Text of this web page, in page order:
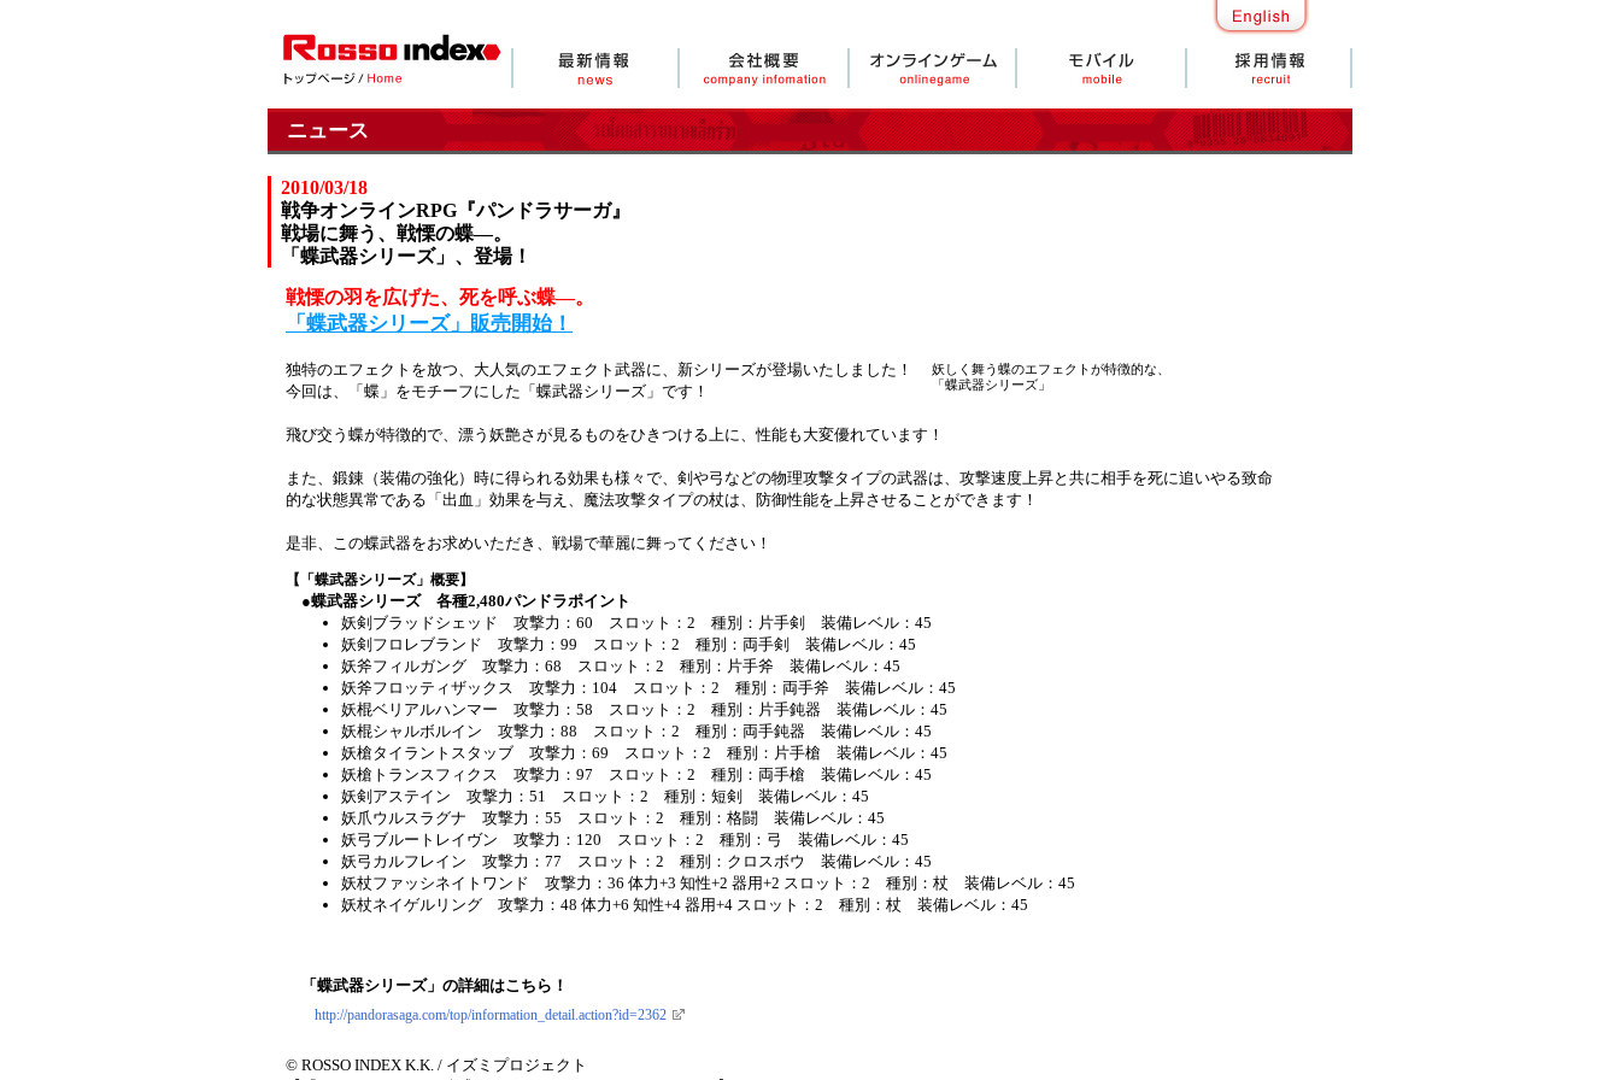
ニュース
2010/03/18
戦争オンラインRPG『パンドラサーガ』
戦場に舞う、戦慄の蝶―。
「蝶武器シリーズ」、登場！
戦慄の羽を広げた、死を呼ぶ蝶―。
「蝶武器シリーズ」販売開始！
妖しく舞う蝶のエフェクトが特徴的な、
「蝶武器シリーズ」
独特のエフェクトを放つ、大人気のエフェクト武器に、新シリーズが登場いたしました！
今回は、「蝶」をモチーフにした「蝶武器シリーズ」です！
飛び交う蝶が特徴的で、漂う妖艶さが見るものをひきつける上に、性能も大変優れています！
また、鍛錬（装備の強化）時に得られる効果も様々で、剣や弓などの物理攻撃タイプの武器は、攻撃速度上昇と共に相手を死に追いやる致命
的な状態異常である「出血」効果を与え、魔法攻撃タイプの杖は、防御性能を上昇させることができます！
是非、この蝶武器をお求めいただき、戦場で華麗に舞ってください！
【「蝶武器シリーズ」概要】
●蝶武器シリーズ 各種2,480パンドラポイント
妖剣ブラッドシェッド 攻撃力：60 スロット：2 種別：片手剣 装備レベル：45
妖剣フロレブランド 攻撃力：99 スロット：2 種別：両手剣 装備レベル：45
妖斧フィルガング 攻撃力：68 スロット：2 種別：片手斧 装備レベル：45
妖斧フロッティザックス 攻撃力：104 スロット：2 種別：両手斧 装備レベル：45
妖棍ベリアルハンマー 攻撃力：58 スロット：2 種別：片手鈍器 装備レベル：45
妖棍シャルボルイン 攻撃力：88 スロット：2 種別：両手鈍器 装備レベル：45
妖槍タイラントスタッブ 攻撃力：69 スロット：2 種別：片手槍 装備レベル：45
妖槍トランスフィクス 攻撃力：97 スロット：2 種別：両手槍 装備レベル：45
妖剣アステイン 攻撃力：51 スロット：2 種別：短剣 装備レベル：45
妖爪ウルスラグナ 攻撃力：55 スロット：2 種別：格闘 装備レベル：45
妖弓ブルートレイヴン 攻撃力：120 スロット：2 種別：弓 装備レベル：45
妖弓カルフレイン 攻撃力：77 スロット：2 種別：クロスボウ 装備レベル：45
妖杖ファッシネイトワンド 攻撃力：36 体力+3 知性+2 器用+2 スロット：2 種別：杖 装備レベル：45
妖杖ネイゲルリング 攻撃力：48 体力+6 知性+4 器用+4 スロット：2 種別：杖 装備レベル：45
「蝶武器シリーズ」の詳細はこちら！
http://pandorasaga.com/top/information_detail.action?id=2362
© ROSSO INDEX K.K. / イズミプロジェクト